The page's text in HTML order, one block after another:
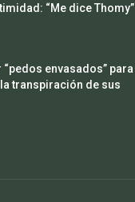
“Me dice Thomy”
“pedos envasados” para
transpiración de sus